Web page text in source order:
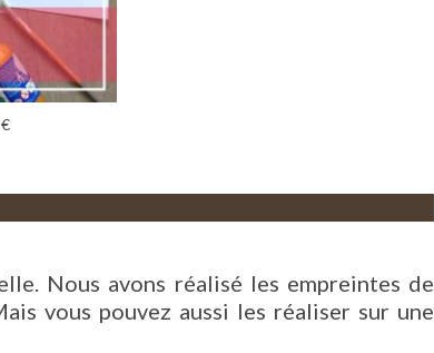
Nous avons réalisé les empreintes de
vous pouvez aussi les réaliser sur une